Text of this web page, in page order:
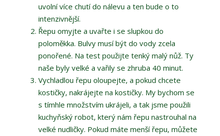
uvolní více chutí do nálevu a ten bude o to
intenzivnější.
Řepu omyjte a uvařte i se slupkou do
poloměkka. Bulvy musí být do vody zcela
ponořené. Na test použijte tenký malý nůž. Ty
naše byly velké a vařily se zhruba 40 minut.
Vychladlou řepu oloupejte, a pokud chcete
kostičky, nakrájejte na kostičky. My bychom se
s tímhle množstvím ukrájeli, a tak jsme použili
kuchyňský robot, který nám řepu nastrouhal na
velké nudličky. Pokud máte menší řepu, můžete